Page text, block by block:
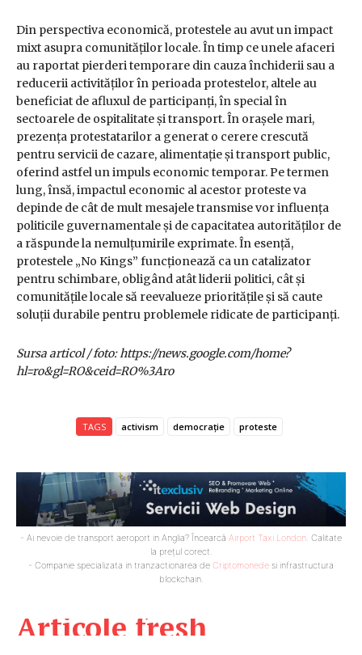
Articole fresh
Din perspectiva economică, protestele au avut un impact
mixt asupra comunităților locale. În timp ce unele afaceri
au raportat pierderi temporare din cauza închiderii sau a
reducerii activităților în perioada protestelor, altele au
beneficiat de afluxul de participanți, în special în
sectoarele de ospitalitate și transport. În orașele mari,
prezența protestatarilor a generat o cerere crescută
pentru servicii de cazare, alimentație și transport public,
oferind astfel un impuls economic temporar. Pe termen
lung, însă, impactul economic al acestor proteste va
depinde de cât de mult mesajele transmise vor influența
politicile guvernamentale și de capacitatea autorităților de
a răspunde la nemulțumirile exprimate. În esență,
protestele „No Kings” funcționează ca un catalizator
pentru schimbare, obligând atât liderii politici, cât și
comunitățile locale să reevalueze prioritățile și să caute
soluții durabile pentru problemele ridicate de participanți.
Sursa articol / foto: https://news.google.com/home?
hl=ro&gl=RO&ceid=RO%3Aro
TAGS activism democrație proteste
- Ai nevoie de transport aeroport in Anglia? Încearcă Airport Taxi London. Calitate
la prețul corect.
- Companie specializata in tranzactionarea de Criptomonede si infrastructura
blockchain.